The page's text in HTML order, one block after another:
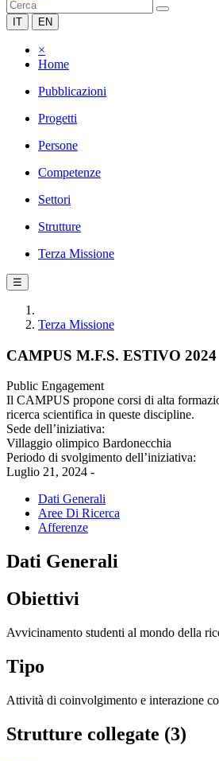
IT EN
×
Home
Pubblicazioni
Progetti
Persone
Competenze
Settori
Strutture
Terza Missione
☰
Terza Missione
CAMPUS M.F.S. ESTIVO 2024
Public Engagement
Il CAMPUS propone corsi di alta
ricerca scientifica in queste discipline.
Sede dell’iniziativa:
Villaggio olimpico Bardonecchia
Periodo di svolgimento dell’iniziativa:
Luglio 21, 2024 -
Dati Generali
Aree Di Ricerca
Afferenze
Dati Generali
Obiettivi
Avvicinamento studenti al mondo della
Tipo
Attività di coinvolgimento e interazione
Strutture collegate (3)